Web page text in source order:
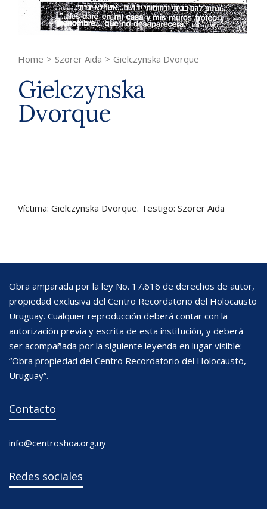
Home > Szorer Aida > Gielczynska Dvorque
Gielczynska
Dvorque
Víctima: Gielczynska Dvorque. Testigo: Szorer Aida
Obra amparada por la ley No. 17.616 de derechos de autor,
propiedad exclusiva del Centro Recordatorio del Holocausto
Uruguay. Cualquier reproducción deberá contar con la
autorización previa y escrita de esta institución, y deberá
ser acompañada por la siguiente leyenda en lugar visible:
“Obra propiedad del Centro Recordatorio del Holocausto,
Uruguay”.
Contacto
info@centroshoa.org.uy
Redes sociales